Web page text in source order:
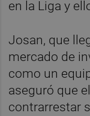
en la Liga y
Josan, que
mercado de
como un
aseguró que
contrarrestar